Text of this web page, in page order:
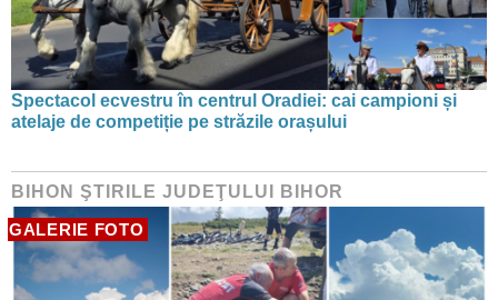
Spectacol ecvestru în centrul Oradiei: cai campioni și
atelaje de competiție pe străzile orașului
BIHON ŞTIRILE JUDEŢULUI BIHOR
GALERIE FOTO